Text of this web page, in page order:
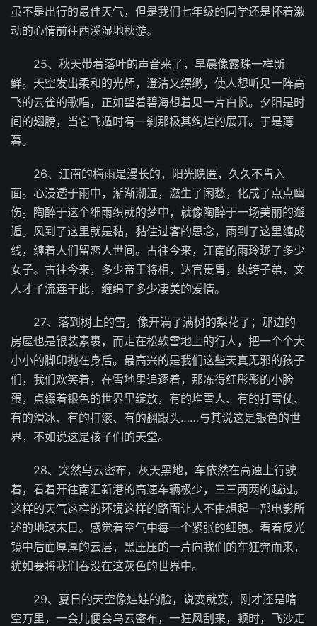
虽不是出行的最佳天气，但是我们七年级的同学还是怀着激
动的心情前往西溪湿地秋游。
25、秋天带着落叶的声音来了，早晨像露珠一样新
鲜。天空发出柔和的光辉，澄清又缥缈，使人想听见一阵高
飞的云雀的歌唱，正如望着碧海想着见一片白帆。夕阳是时
间的翅膀，当它飞遁时有一刹那极其绚烂的展开。于是薄
暮。
26、江南的梅雨是漫长的，阳光隐匿，久久不肯入
面。心浸透于雨中，渐渐潮湿，滋生了闲愁，化成了点点幽
伤。陶醉于这个细雨织就的梦中，就像陶醉于一场美丽的邂
逅。风到了这里就是黏，黏住过客的思念，雨到了这里缠成
线，缠着人们留恋人世间。古往今来，江南的雨玲珑了多少
女子。古往今来，多少帝王将相，达官贵胄，纨绔子弟，文
人才子流连于此，缠绵了多少凄美的爱情。
27、落到树上的雪，像开满了满树的梨花了；那边的
房屋也是银装素裹，而走在松软雪地上的行人，把一个个大
小小的脚印抛在身后。最高兴的是我们这些天真无邪的孩子
们，我们欢笑着，在雪地里追逐着，那冻得红彤彤的小脸
蛋，点缀着银色的世界里绽放，有的堆雪人、有的打雪仗、
有的滑冰、有的打滚、有的翻跟头……与其说这是银色的世
界，不如说这是孩子们的天堂。
28、突然乌云密布，灰天黑地，车依然在高速上行驶
着，看着开往南汇新港的高速车辆极少，三三两两的越过。
这样的天气这样的环境这样的路面让人不由想起一部电影所
述的地球末日。感觉着空气中每一个紧张的细胞。看着反光
镜中后面厚厚的云层，黑压压的一片向我们的车狂奔而来，
犹如要将我们吞没在这灰色的世界中。
29、夏日的天空像娃娃的脸，说变就变，刚才还是晴
空万里，一会儿便会乌云密布，一狂风刮来，顿时，飞沙走